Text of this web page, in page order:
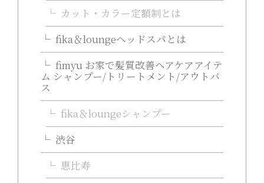
カット・カラー定額制とは
fika＆loungeヘッドスパとは
fimyu お家で髪質改善ヘアケアアイテ
ム シャンプー/トリートメント/アウトバ
ス
fika＆loungeシャンプー
渋谷
恵比寿